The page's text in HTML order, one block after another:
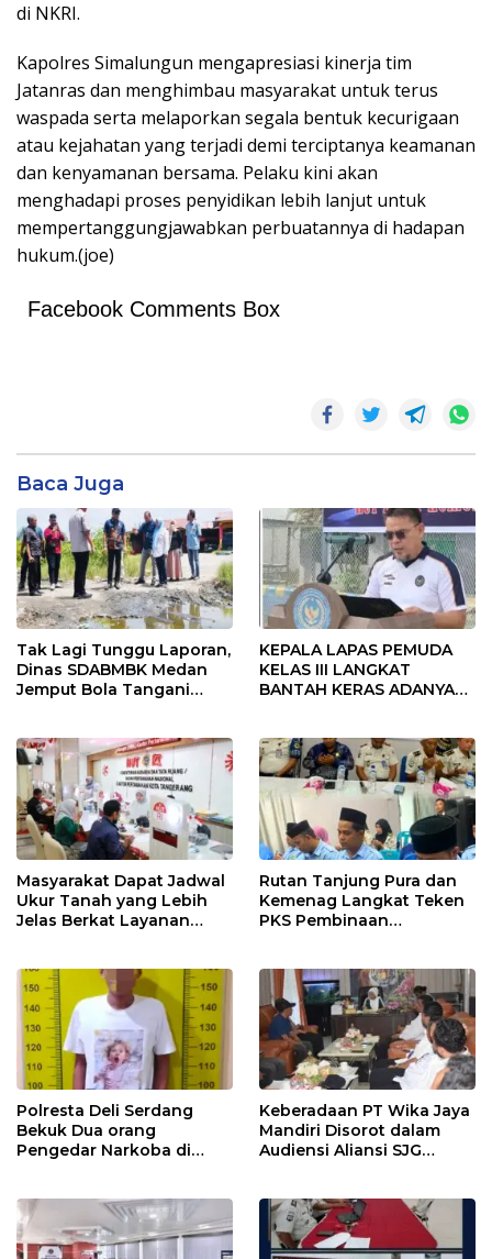
di NKRI.
Kapolres Simalungun mengapresiasi kinerja tim
Jatanras dan menghimbau masyarakat untuk terus
waspada serta melaporkan segala bentuk kecurigaan
atau kejahatan yang terjadi demi terciptanya keamanan
dan kenyamanan bersama. Pelaku kini akan
menghadapi proses penyidikan lebih lanjut untuk
mempertanggungjawabkan perbuatannya di hadapan
hukum.(joe)
Facebook Comments Box
Baca Juga
Tak Lagi Tunggu Laporan,
Dinas SDABMBK Medan
Jemput Bola Tangani
KEPALA LAPAS PEMUDA
KELAS III LANGKAT
BANTAH KERAS ADANYA
TENTANG SINDIKAT
PENIPU PENJUALAN EMAS
Masyarakat Dapat Jadwal
Ukur Tanah yang Lebih
Jelas Berkat Layanan
Rutan Tanjung Pura dan
Kemenag Langkat Teken
PKS Pembinaan
Polresta Deli Serdang
Bekuk Dua orang
Pengedar Narkoba di
Keberadaan PT Wika Jaya
Mandiri Disorot dalam
Audiensi Aliansi SJG